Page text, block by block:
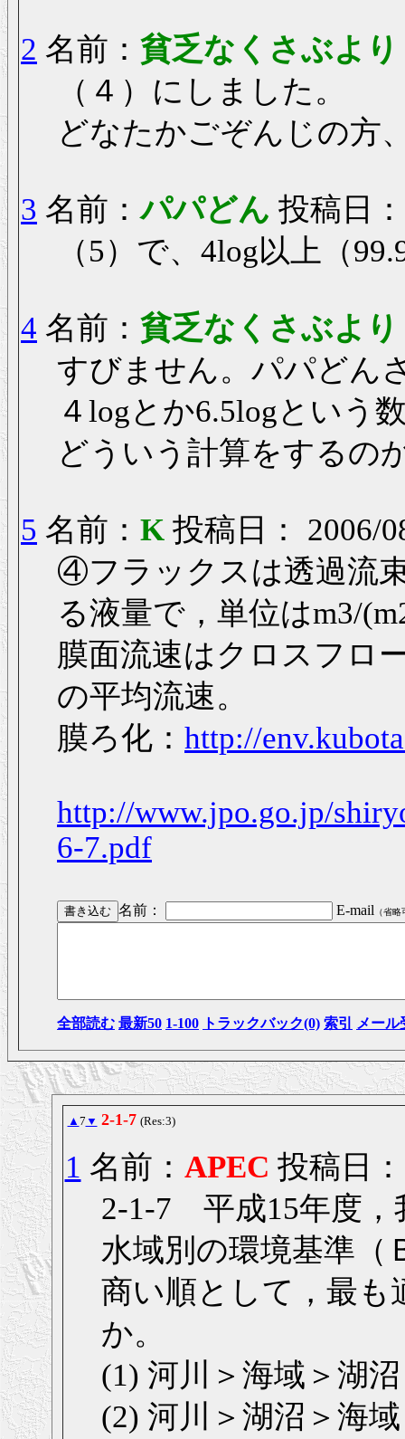
2 名前： 貧乏なくさぶよ
（４）にしました。
どなたかごぞんじの方
3 名前：パパどん 投稿日
（5）で、4log以上（
4 名前： 貧乏なくさぶよ
すびません。パパどん
４logとか6.5logという
どういう計算をするの
5 名前： K 投稿日： 2006/
④フラックスは透過流
る液量で，単位はm3/
膜面流速はクロスフロ
の平均流速。
膜ろ化： http://
http://www.jpo.go.jp/
6-7.pdf
名前： E-mail （省略
全部読む 最新50 1-100 トラックバック(0) 索引 メール
▲ 7 ▼ 2-1-7 (Res:3)
1 名前： APEC 投稿日
2-1-7 平成15年度，
水域別の環境基準（
商い順として，最も
か。
(1) 河川＞海域＞湖沼
(2) 河川＞湖沼＞海域